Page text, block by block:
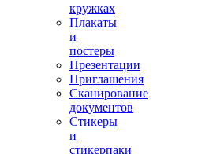
кружках
Плакаты
и
постеры
Презентации
Приглашения
Сканирование
документов
Стикеры
и
стикерпаки